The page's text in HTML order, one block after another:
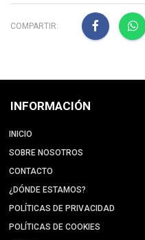
COMPARTIR:
INFORMACIÓN
INICIO
SOBRE NOSOTROS
CONTACTO
¿DÓNDE ESTAMOS?
POLÍTICAS DE PRIVACIDAD
POLÍTICAS DE COOKIES